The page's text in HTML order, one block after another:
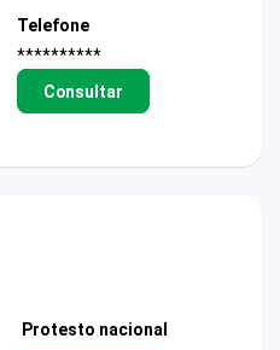
Telefone
**********
Consultar
Protesto nacional